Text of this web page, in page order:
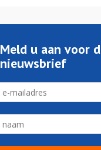
Meld u aan voor
nieuwsbrief